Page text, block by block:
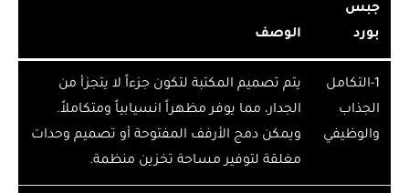
جبس
بورد
الوصف
1-​التكامل
الجذاب
والوظيفي
يتم تصميم المكتبة لتكون جزءاً لا يتجزأ من
الجدار، مما يوفر مظهراً انسيابياً ومتكاملاً.
ويمكن دمج الأرفف المفتوحة أو تصميم وحدات
مغلقة لتوفير مساحة تخزين منظمة.